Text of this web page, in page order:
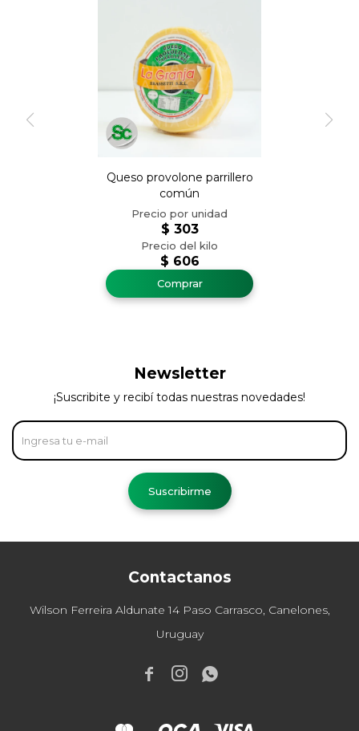
Queso provolone parrillero
común
$ 606
$ 303
Contactanos
Wilson Ferreira Aldunate 14 Paso Carrasco, Canelones,
Uruguay
  
Newsletter
¡Suscribite y recibí todas nuestras novedades!
Suscribirme